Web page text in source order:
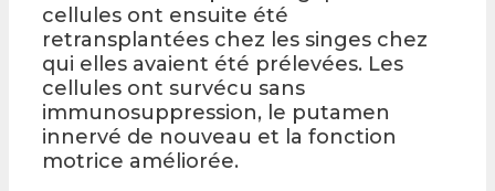
cellules ont ensuite été
retransplantées chez les singes chez
qui elles avaient été prélevées. Les
cellules ont survécu sans
immunosuppression, le putamen
innervé de nouveau et la fonction
motrice améliorée.